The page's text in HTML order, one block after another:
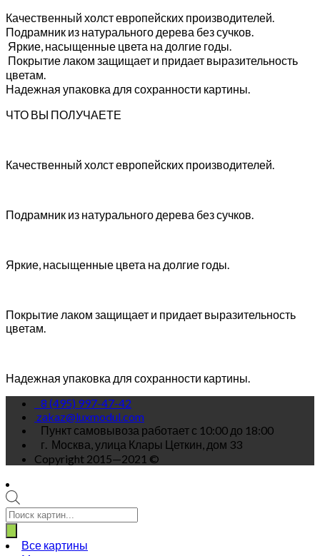
Качественный холст европейских производителей.
Подрамник из натурального дерева без сучков.
Яркие, насыщенные цвета на долгие годы.
Покрытие лаком защищает и придает выразительность
цветам.
Надежная упаковка для сохранности картины.
ЧТО ВЫ ПОЛУЧАЕТЕ
Качественный холст европейских производителей.
Подрамник из натурального дерева без сучков.
Яркие, насыщенные цвета на долгие годы.
Покрытие лаком защищает и придает выразительность
цветам.
Надежная упаковка для сохранности картины.
8 (495) 997-47-42
zakaz@luxmodul.com
Пункт самовывоза работает с 10:00 до 18:00
г. Москва, улица Клары Цеткин, дом 33
Copyright 2015—2021 ©
Поиск
товаров
Все картины